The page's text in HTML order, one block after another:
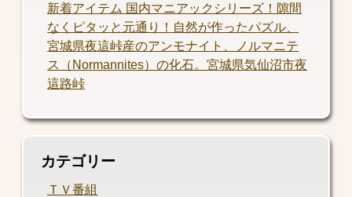
新着アイテム 国内マニアックシリーズ！隙間
なくピタッと元通り！自然が作ったパズル、
宮城県夜這峠産のアンモナイト、ノルマニテ
ス（Normannites）の化石。宮城県気仙沼市夜
這路峠
カテゴリー
ＴＶ番組